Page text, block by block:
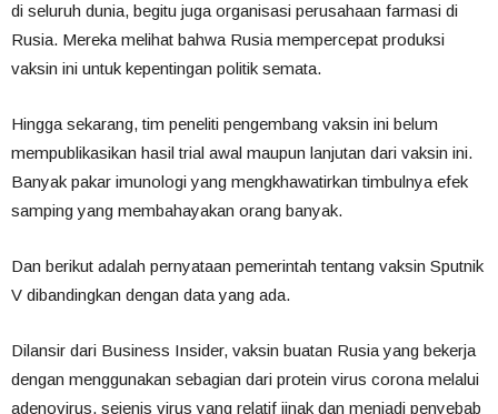
di seluruh dunia, begitu juga organisasi perusahaan farmasi di
Rusia. Mereka melihat bahwa Rusia mempercepat produksi
vaksin ini untuk kepentingan politik semata.
Hingga sekarang, tim peneliti pengembang vaksin ini belum
mempublikasikan hasil trial awal maupun lanjutan dari vaksin ini.
Banyak pakar imunologi yang mengkhawatirkan timbulnya efek
samping yang membahayakan orang banyak.
Dan berikut adalah pernyataan pemerintah tentang vaksin Sputnik
V dibandingkan dengan data yang ada.
Dilansir dari Business Insider, vaksin buatan Rusia yang bekerja
dengan menggunakan sebagian dari protein virus corona melalui
adenovirus, sejenis virus yang relatif jinak dan menjadi penyebab